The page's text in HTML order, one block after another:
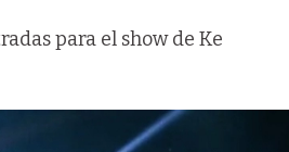
para el show de Ke